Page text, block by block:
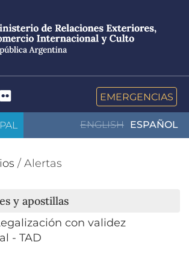
LinkedIn
Flickr EMERGENCIAS
ENGLISH ESPAÑOL
/ Alertas
y apostillas
con validez
- TAD